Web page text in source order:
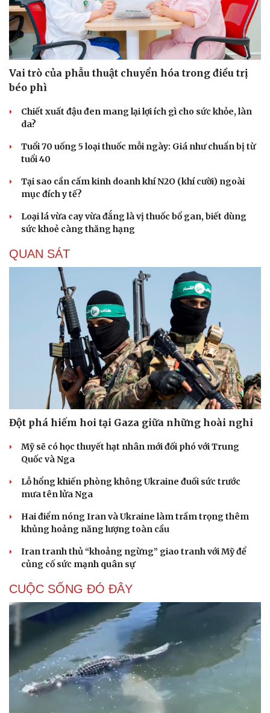
Vai trò của phẫu thuật chuyển hóa trong điều trị
béo phì
Chiết xuất đậu đen mang lại lợi ích gì cho sức khỏe, làn
da?
Tuổi 70 uống 5 loại thuốc mỗi ngày: Giá như chuẩn bị từ
tuổi 40
Tại sao cần cấm kinh doanh khí N2O (khí cười) ngoài
mục đích y tế?
Loại lá vừa cay vừa đắng là vị thuốc bổ gan, biết dùng
sức khoẻ càng thăng hạng
QUAN SÁT
Đột phá hiếm hoi tại Gaza giữa những hoài nghi
Mỹ sẽ có học thuyết hạt nhân mới đối phó với Trung
Quốc và Nga
Lỗ hổng khiến phòng không Ukraine đuối sức trước
mưa tên lửa Nga
Hai điểm nóng Iran và Ukraine làm trầm trọng thêm
khủng hoảng năng lượng toàn cầu
Iran tranh thủ “khoảng ngừng” giao tranh với Mỹ để
củng cố sức mạnh quân sự
CUỘC SỐNG ĐÓ ĐÂY